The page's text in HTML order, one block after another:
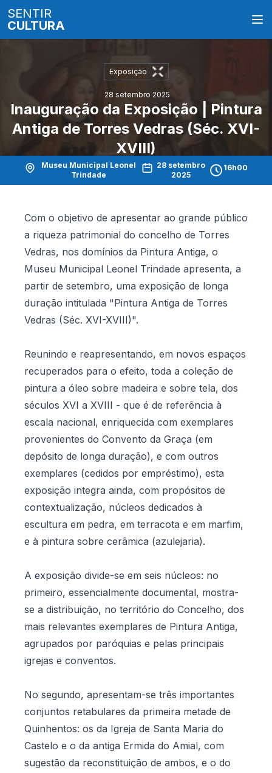
SENTIR
CULTURA
Exposição
28 setembro 2025
Inauguração da Exposição | Pintura
Antiga de Torres Vedras (Séc. XVI-
XVIII)
Museu Municipal Leonel
Trindade
28 setembro
2025
16h00
Com o objetivo de apresentar ao grande público
a riqueza patrimonial do concelho de Torres
Vedras, nos domínios da Pintura Antiga, o
Museu Municipal Leonel Trindade apresenta, a
partir de setembro, uma exposição de longa
duração intitulada "Pintura Antiga de Torres
Vedras (Séc. XVI-XVIII)".
Reunindo e reapresentando, em novos espaços
recuperados para o efeito, toda a coleção de
pintura a óleo sobre madeira e sobre tela, dos
séculos XVI a XVIII - que é de referência à
escala nacional, enriquecida com exemplares
provenientes do Convento da Graça (em
depósito de longa duração), e com outros
exemplares (cedidos por empréstimo), esta
exposição integra ainda, com propósitos de
contextualização, núcleos dedicados à
escultura em pedra, em terracota e em marfim,
e à pintura sobre cerâmica (azulejaria).
A exposição divide-se em seis núcleos: no
primeiro, essencialmente documental, mostra-
se a distribuição, no território do Concelho, dos
mais relevantes exemplares de Pintura Antiga,
agrupados por paróquias e pelas principais
igrejas e conventos.
No segundo, apresentam-se três importantes
conjuntos retabulares da primeira metade de
Quinhentos: os da Igreja de Santa Maria do
Castelo e o da antiga Ermida do Amial, com
sugestão da reconstituição de ambos, e o do